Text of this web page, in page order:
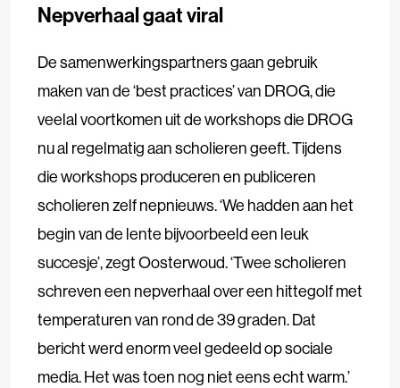
Nepverhaal gaat viral
De samenwerkingspartners gaan gebruik
maken van de ‘best practices’ van DROG, die
veelal voortkomen uit de workshops die DROG
nu al regelmatig aan scholieren geeft. Tijdens
die workshops produceren en publiceren
scholieren zelf nepnieuws. ‘We hadden aan het
begin van de lente bijvoorbeeld een leuk
succesje’, zegt Oosterwoud. ‘Twee scholieren
schreven een nepverhaal over een hittegolf met
temperaturen van rond de 39 graden. Dat
bericht werd enorm veel gedeeld op sociale
media. Het was toen nog niet eens echt warm.’